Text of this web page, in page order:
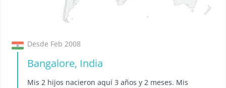
Desde Feb 2008
Bangalore, India
Mis 2 hijos nacieron aquí 3 años y 2 meses. Mis